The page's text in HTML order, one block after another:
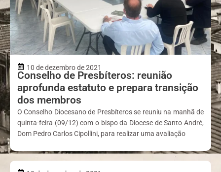
10 de dezembro de 2021
Conselho de Presbíteros: reunião
aprofunda estatuto e prepara transição
dos membros
O Conselho Diocesano de Presbíteros se reuniu na manhã de
quinta-feira (09/12) com o bispo da Diocese de Santo André,
Dom Pedro Carlos Cipollini, para realizar uma avaliação